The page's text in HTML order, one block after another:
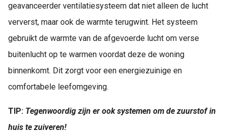
geavanceerder ventilatiesysteem dat niet alleen de lucht
ververst, maar ook de warmte terugwint. Het systeem
gebruikt de warmte van de afgevoerde lucht om verse
buitenlucht op te warmen voordat deze de woning
binnenkomt. Dit zorgt voor een energiezuinige en
comfortabele leefomgeving.
TIP: Tegenwoordig zijn er ook systemen om de zuurstof in
huis te zuiveren!